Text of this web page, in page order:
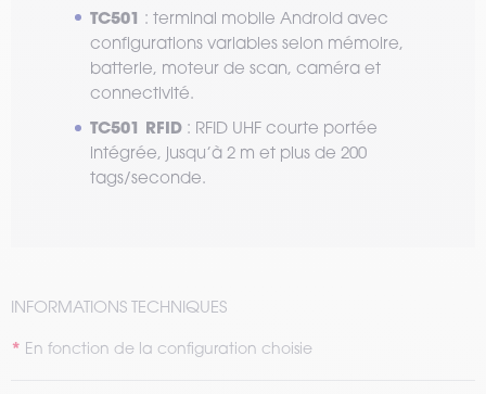
TC501 : terminal mobile Android avec
configurations variables selon mémoire,
batterie, moteur de scan, caméra et
connectivité.
TC501 RFID : RFID UHF courte portée
intégrée, jusqu’à 2 m et plus de 200
tags/seconde.
INFORMATIONS TECHNIQUES
En fonction de la configuration choisie